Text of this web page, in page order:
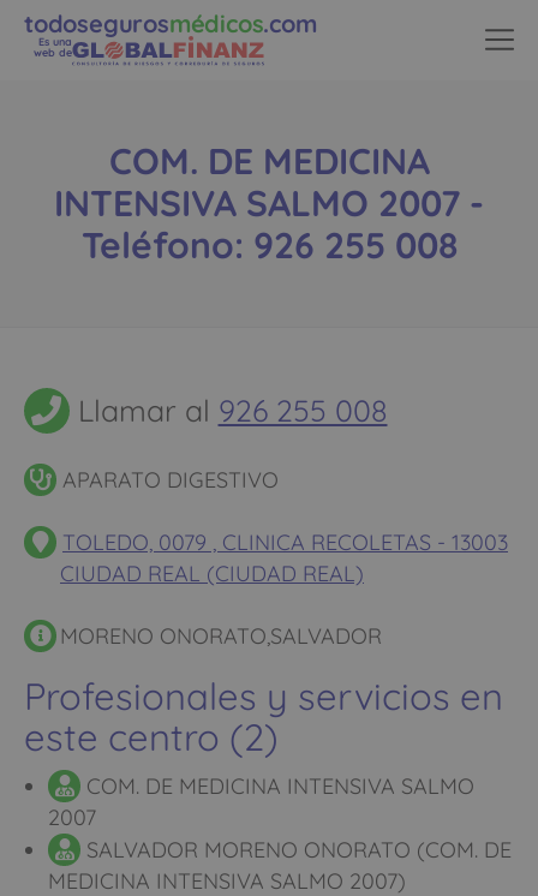
todosegurosmédicos.com
Es una
web de
COM. DE MEDICINA
INTENSIVA SALMO 2007 -
Teléfono: 926 255 008
Llamar al 926 255 008
APARATO DIGESTIVO
TOLEDO, 0079 , CLINICA RECOLETAS - 13003
CIUDAD REAL (CIUDAD REAL)
MORENO ONORATO,SALVADOR
Profesionales y servicios en
este centro (2)
COM. DE MEDICINA INTENSIVA SALMO
2007
SALVADOR MORENO ONORATO (COM. DE
MEDICINA INTENSIVA SALMO 2007)